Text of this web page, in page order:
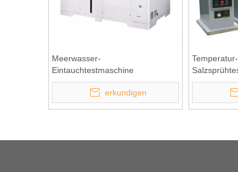
Meerwasser-
Eintauchtestmaschine
erkundigen